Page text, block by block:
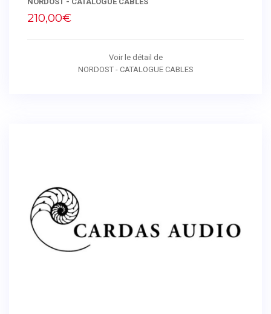
210,00€
Voir le détail de
NORDOST - CATALOGUE CABLES